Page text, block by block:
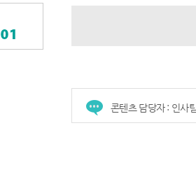
콘텐츠 담당자 : 인사